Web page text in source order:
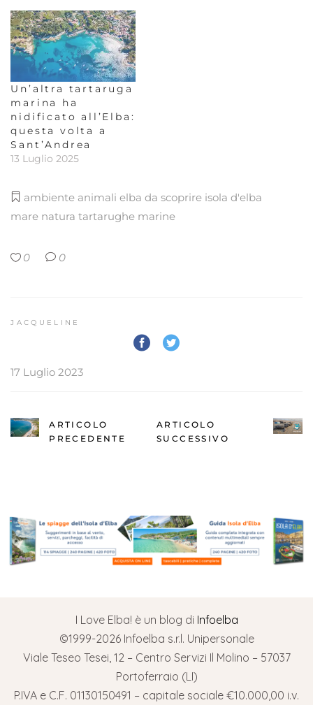
Un’altra tartaruga
marina ha
nidificato all’Elba:
questa volta a
Sant’Andrea
13 Luglio 2025
ambiente animali elba da scoprire isola d'elba
mare natura tartarughe marine
0 0
JACQUELINE
17 Luglio 2023
ARTICOLO
PRECEDENTE
ARTICOLO
SUCCESSIVO
I Love Elba! è un blog di Infoelba
©1999-2026 Infoelba s.r.l. Unipersonale
Viale Teseo Tesei, 12 – Centro Servizi Il Molino – 57037
Portoferraio (LI)
P.IVA e C.F. 01130150491 – capitale sociale €10.000,00 i.v.